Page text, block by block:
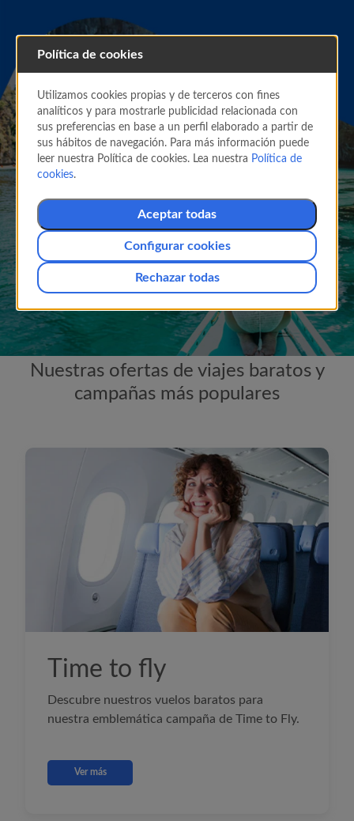
Nuestras ofertas de viajes baratos y
campañas más populares
Time to fly
Descubre nuestros vuelos baratos para
nuestra emblemática campaña de Time to Fly.
Ver más
Política de cookies
Utilizamos cookies propias y de terceros con fines
analíticos y para mostrarle publicidad relacionada con
sus preferencias en base a un perfil elaborado a partir de
sus hábitos de navegación. Para más información puede
leer nuestra Política de cookies. Lea nuestra Política de
cookies.
Aceptar todas
Rechazar todas
Configurar cookies